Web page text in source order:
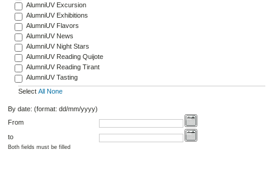
AlumniUV Excursion
AlumniUV Exhibitions
AlumniUV Flavors
AlumniUV News
AlumniUV Night Stars
AlumniUV Reading Quijote
AlumniUV Reading Tirant
AlumniUV Tasting
Select All None
By date: (format: dd/mm/yyyy)
From
to
Both fields must be filled